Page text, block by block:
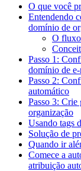
O que você
Entendendo
domínio de
O
Passo 1:
domínio de
Passo 2:
automático
Passo 3: Crie
organização
Usando tags
Solução de
Quando ir
Comece a
atribuição